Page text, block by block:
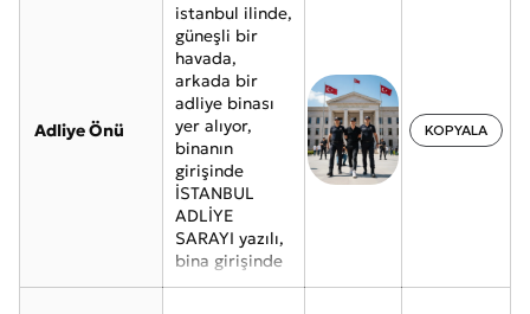
Adliye Önü
istanbul ilinde,
güneşli bir
havada,
arkada bir
adliye binası
yer alıyor,
binanın
girişinde
İSTANBUL
ADLİYE
SARAYI yazılı,
bina girişinde
sağda ve solda
KOPYALA